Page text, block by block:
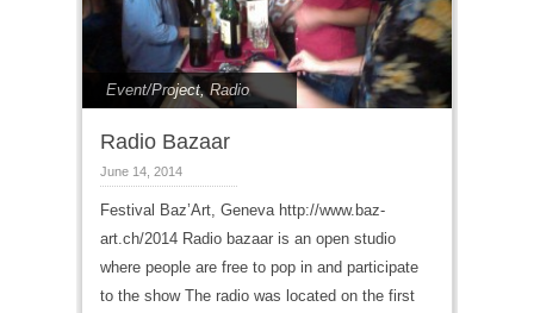
Event/Project, Radio
Radio Bazaar
June 14, 2014
Festival Baz’Art, Geneva http://www.baz-
art.ch/2014 Radio bazaar is an open studio
where people are free to pop in and participate
to the show The radio was located on the first